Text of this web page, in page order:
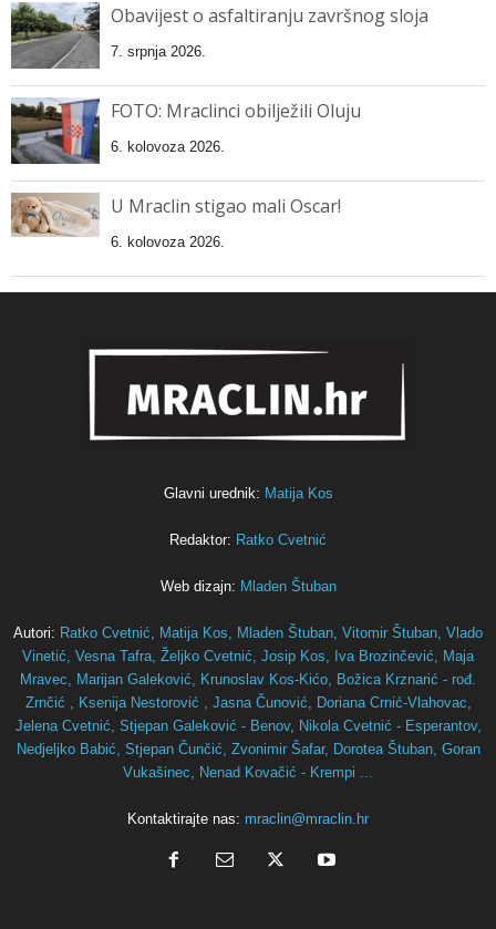
Obavijest o asfaltiranju završnog sloja
7. srpnja 2026.
FOTO: Mraclinci obilježili Oluju
6. kolovoza 2026.
U Mraclin stigao mali Oscar!
6. kolovoza 2026.
Glavni urednik: Matija Kos
Redaktor: Ratko Cvetnić
Web dizajn: Mladen Štuban
Autori: Ratko Cvetnić, Matija Kos, Mladen Štuban, Vitomir Štuban, Vlado
Vinetić, Vesna Tafra, Željko Cvetnić, Josip Kos, Iva Brozinčević, Maja
Mravec, Marijan Galeković, Krunoslav Kos-Kićo, Božica Krznarić - rođ.
Zrnčić , Ksenija Nestorović , Jasna Čunović, Doriana Crnić-Vlahovac,
Jelena Cvetnić, Stjepan Galeković - Benov, Nikola Cvetnić - Esperantov,
Nedjeljko Babić, Stjepan Čunčić, Zvonimir Šafar, Dorotea Štuban, Goran
Vukašinec, Nenad Kovačić - Krempi ...
Kontaktirajte nas: mraclin@mraclin.hr